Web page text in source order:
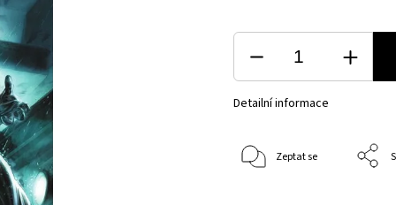
Detailní informace
Zeptat se